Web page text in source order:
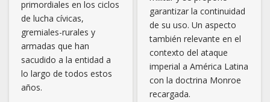
Presentan Plan Integral para conservación, bienestar y
desarrollo de la Bahía de Ohuira
ONU-DH: Veracruz sigue siendo el sitio más letal para la
prensa en México
primordiales en los ciclos
de lucha cívicas,
gremiales-rurales y
armadas que han
sacudido a la entidad a
lo largo de todos estos
años.
garantizar la continuidad
de su uso. Un aspecto
también relevante en el
contexto del ataque
imperial a América Latina
con la doctrina Monroe
recargada.